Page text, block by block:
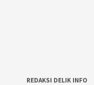
REDAKSI DELIK INFO